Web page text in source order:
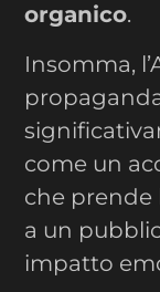
organico.
Insomma,
come un
che prende
a un
impatto